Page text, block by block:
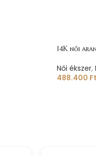
14K női
Női ékszer,
488.400 Ft